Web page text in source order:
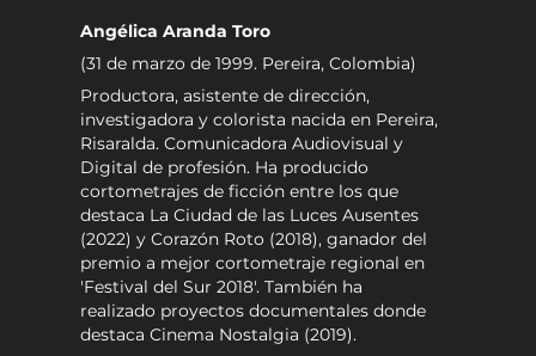
Angélica Aranda Toro
(31 de marzo de 1999. Pereira, Colombia)
Productora, asistente de dirección,
investigadora y colorista nacida en Pereira,
Risaralda. Comunicadora Audiovisual y
Digital de profesión. Ha producido
cortometrajes de ficción entre los que
destaca La Ciudad de las Luces Ausentes
(2022) y Corazón Roto (2018), ganador del
premio a mejor cortometraje regional en
'Festival del Sur 2018'. También ha
realizado proyectos documentales donde
destaca Cinema Nostalgia (2019).